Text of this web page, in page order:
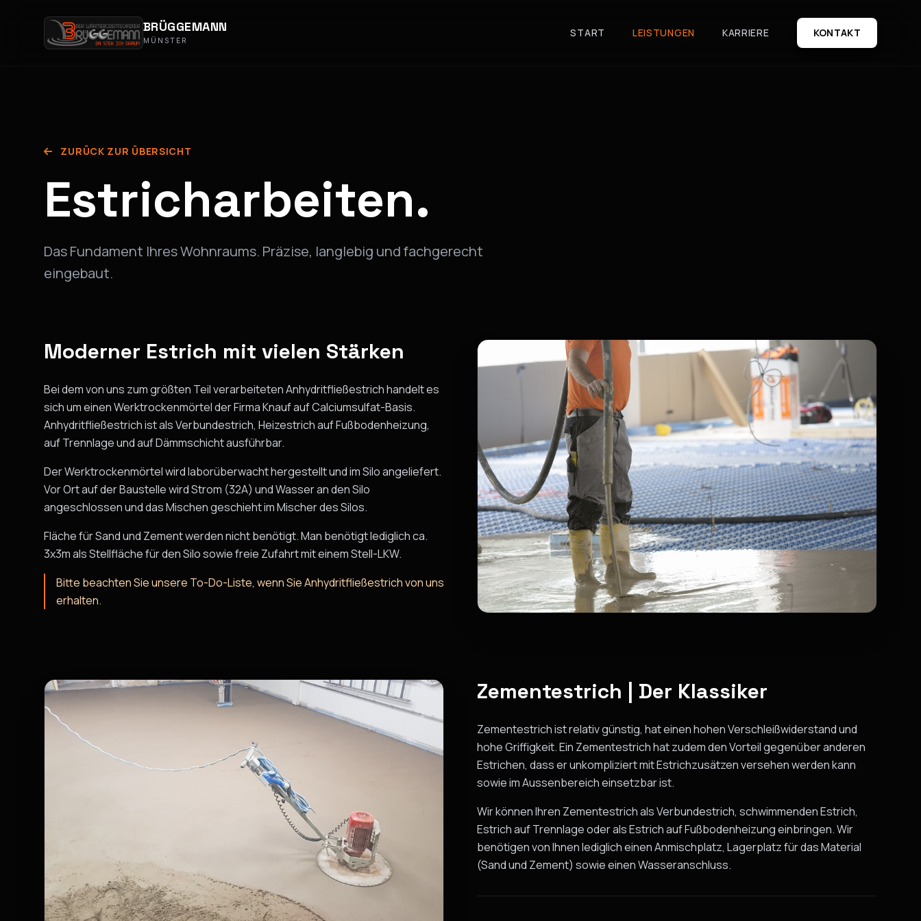
BRÜGGEMANN
MÜNSTER
START LEISTUNGEN KARRIERE KONTAKT
ZURÜCK ZUR ÜBERSICHT
Estricharbeiten.
Das Fundament Ihres Wohnraums. Präzise, langlebig und fachgerecht
eingebaut.
Moderner Estrich mit vielen Stärken
Bei dem von uns zum größten Teil verarbeiteten Anhydritfließestrich handelt es
sich um einen Werktrockenmörtel der Firma Knauf auf Calciumsulfat-Basis.
Anhydritfließestrich ist als Verbundestrich, Heizestrich auf Fußbodenheizung,
auf Trennlage und auf Dämmschicht ausführbar.
Der Werktrockenmörtel wird laborüberwacht hergestellt und im Silo angeliefert.
Vor Ort auf der Baustelle wird Strom (32A) und Wasser an den Silo
angeschlossen und das Mischen geschieht im Mischer des Silos.
Fläche für Sand und Zement werden nicht benötigt. Man benötigt lediglich ca.
3x3m als Stellfläche für den Silo sowie freie Zufahrt mit einem Stell-LKW.
Bitte beachten Sie unsere To-Do-Liste, wenn Sie Anhydritfließestrich von uns
erhalten.
Zementestrich | Der Klassiker
Zementestrich ist relativ günstig, hat einen hohen Verschleißwiderstand und
hohe Griffigkeit. Ein Zementestrich hat zudem den Vorteil gegenüber anderen
Estrichen, dass er unkompliziert mit Estrichzusätzen versehen werden kann
sowie im Aussenbereich einsetzbar ist.
Wir können Ihren Zementestrich als Verbundestrich, schwimmenden Estrich,
Estrich auf Trennlage oder als Estrich auf Fußbodenheizung einbringen. Wir
benötigen von Ihnen lediglich einen Anmischplatz, Lagerplatz für das Material
(Sand und Zement) sowie einen Wasseranschluss.